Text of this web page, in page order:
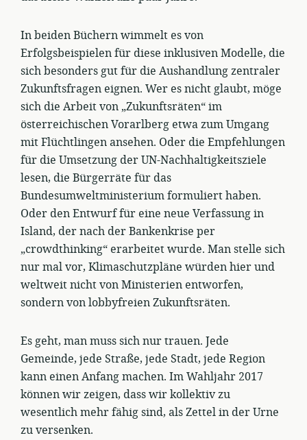
In beiden Büchern wimmelt es von
Erfolgsbeispielen für diese inklusiven Modelle, die
sich besonders gut für die Aushandlung zentraler
Zukunftsfragen eignen. Wer es nicht glaubt, möge
sich die Arbeit von „Zukunftsräten“ im
österreichischen Vorarlberg etwa zum Umgang
mit Flüchtlingen ansehen. Oder die Empfehlungen
für die Umsetzung der UN-Nachhaltigkeitsziele
lesen, die Bürgerräte für das
Bundesumweltministerium formuliert haben.
Oder den Entwurf für eine neue Verfassung in
Island, der nach der Bankenkrise per
„crowdthinking“ erarbeitet wurde. Man stelle sich
nur mal vor, Klimaschutzpläne würden hier und
weltweit nicht von Ministerien entworfen,
sondern von lobbyfreien Zukunftsräten.
Es geht, man muss sich nur trauen. Jede
Gemeinde, jede Straße, jede Stadt, jede Region
kann einen Anfang machen. Im Wahljahr 2017
können wir zeigen, dass wir kollektiv zu
wesentlich mehr fähig sind, als Zettel in der Urne
zu versenken.